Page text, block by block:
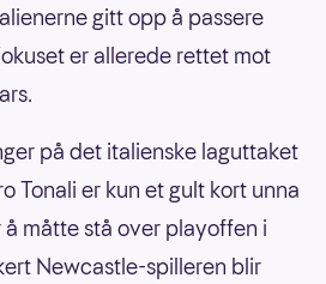
gitt opp å passere
er allerede rettet mot
på det italienske laguttaket
Tonali er kun et gult kort unna
måtte stå over playoffen i
Newcastle-spilleren blir